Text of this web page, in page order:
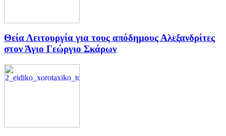
Θεία Λειτουργία για τους απόδημους Αλεξανδρίτες
στον Άγιο Γεώργιο Σκάρων